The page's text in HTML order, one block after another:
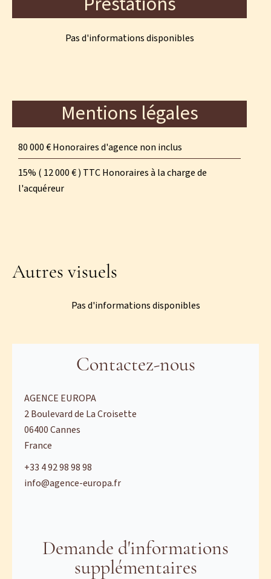
Pas d'informations disponibles
Mentions légales
80 000 € Honoraires d'agence non inclus
15% ( 12 000 € ) TTC Honoraires à la charge de
l'acquéreur
Autres visuels
Pas d'informations disponibles
Contactez-nous
AGENCE EUROPA
2 Boulevard de La Croisette
06400Cannes
France
+33 4 92 98 98 98
info@agence-europa.fr
Demande d'informations
supplémentaires